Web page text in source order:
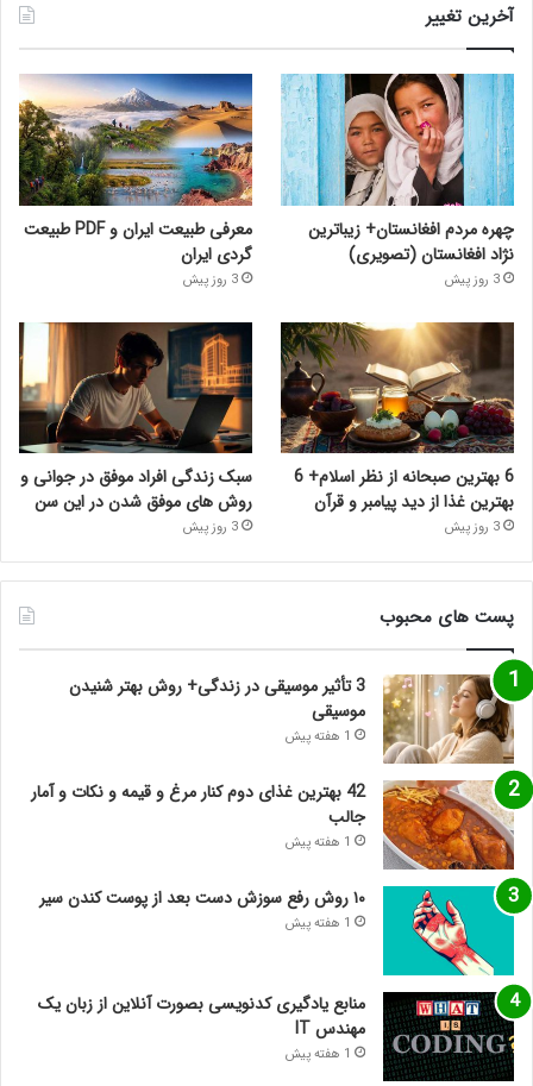
آخرین تغییر
چهره مردم افغانستان+ زیباترین
نژاد افغانستان (تصویری)
3 روز پیش
معرفی طبیعت ایران و PDF طبیعت
گردی ایران
3 روز پیش
6 بهترین صبحانه از نظر اسلام+ 6
بهترین غذا از دید پیامبر و قرآن
3 روز پیش
سبک زندگی افراد موفق در جوانی و
روش های موفق شدن در این سن
3 روز پیش
پست های محبوب
3 تأثیر موسیقی در زندگی+ روش بهتر شنیدن
موسیقی
1 هفته پیش
42 بهترین غذای دوم کنار مرغ و قیمه و نکات و آمار
جالب
1 هفته پیش
۱۰ روش رفع سوزش دست بعد از پوست کندن سیر
1 هفته پیش
منابع یادگیری کدنویسی بصورت آنلاین از زبان یک
مهندس IT
1 هفته پیش